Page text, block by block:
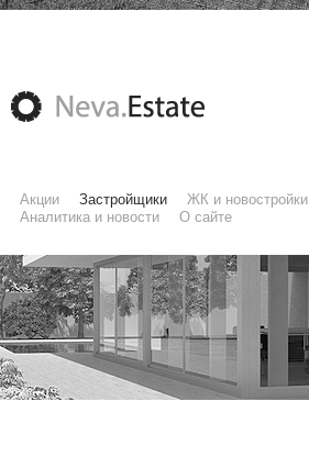
Акции Застройщики ЖК и новостройки
Аналитика и новости
О сайте